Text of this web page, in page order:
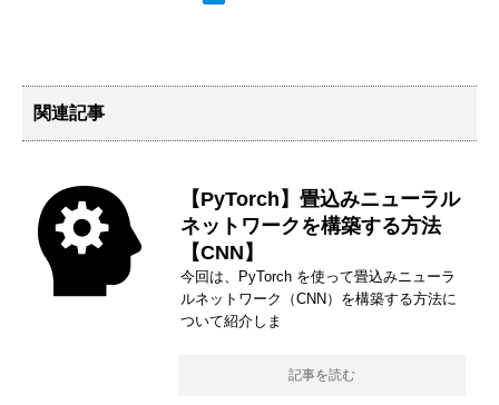
関連記事
【PyTorch】畳込みニューラル
ネットワークを構築する方法
【CNN】
今回は、PyTorch を使って畳込みニューラ
ルネットワーク（CNN）を構築する方法に
ついて紹介しま
記事を読む